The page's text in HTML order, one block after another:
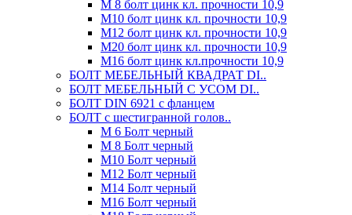
М 8 болт цинк кл. прочности 10,9
М10 болт цинк кл. прочности 10,9
М12 болт цинк кл. прочности 10,9
М20 болт цинк кл. прочности 10,9
М16 болт цинк кл.прочности 10,9
БОЛТ МЕБЕЛЬНЫЙ КВАДРАТ DI..
БОЛТ МЕБЕЛЬНЫЙ С УСОМ DI..
БОЛТ DIN 6921 c фланцем
БОЛТ с шестигранной голов..
М 6 Болт черный
М 8 Болт черный
М10 Болт черный
М12 Болт черный
М14 Болт черный
М16 Болт черный